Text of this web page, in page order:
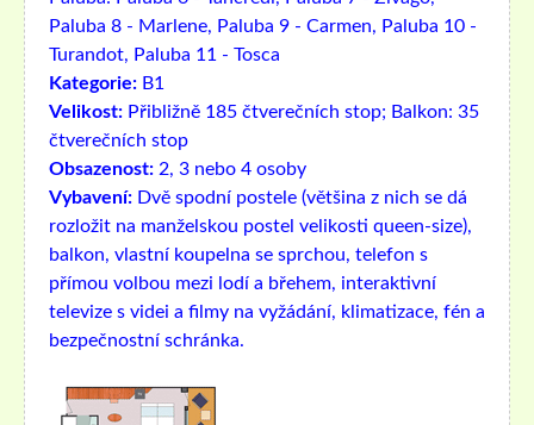
Paluba 8 - Marlene, Paluba 9 - Carmen, Paluba 10 -
Turandot, Paluba 11 - Tosca
Kategorie: B1
Velikost: Přibližně 185 čtverečních stop; Balkon: 35
čtverečních stop
Obsazenost: 2, 3 nebo 4 osoby
Vybavení: Dvě spodní postele (většina z nich se dá
rozložit na manželskou postel velikosti queen-size),
balkon, vlastní koupelna se sprchou, telefon s
přímou volbou mezi lodí a břehem, interaktivní
televize s videi a filmy na vyžádání, klimatizace, fén a
bezpečnostní schránka.